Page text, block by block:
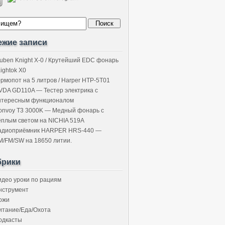
записи
Knight X-0 / Крутейший EDC фонарь
X0
на 5 литров / Harper HTP-5T01
GD110A — Тестер электрика с
функционалом
T3 3000K — Медный фонарь с
светом на NICHIA 519A
HARPER HRS-440 —
FM/SW на 18650 литии.
уроки по рациям
Еда/Охота